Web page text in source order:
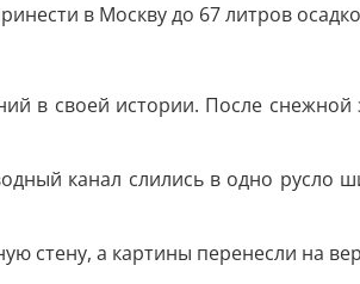
в Москву до 67 литров
в своей истории. После
канал слились в одно русло
стену, а картины перенесли на